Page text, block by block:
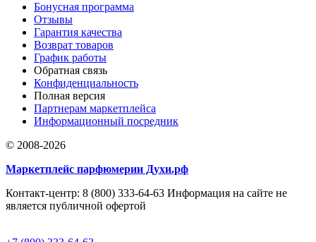
Бонусная программа
Отзывы
Гарантия качества
Возврат товаров
График работы
Обратная связь
Конфиденциальность
Полная версия
Партнерам маркетплейса
Информационный посредник
© 2008-2026
Маркетплейс парфюмерии Духи.рф
Контакт-центр: 8 (800) 333-64-63 Информация на сайте не
является публичной офертой